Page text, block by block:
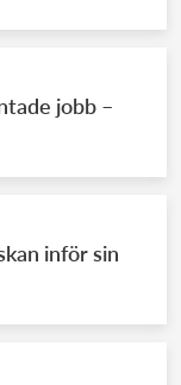
jobb –
inför sin